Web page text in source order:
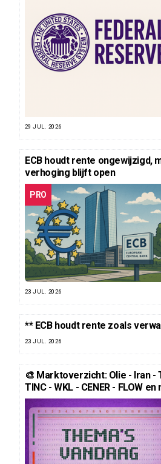
29 JUL. 2026
ECB houdt rente ongewijzigd,
verhoging blijft open
PRO
23 JUL. 2026
** ECB houdt rente zoals
23 JUL. 2026
🎨 Marktoverzicht: Olie - Iran -
TINC - WKL - CENER - FLOW en